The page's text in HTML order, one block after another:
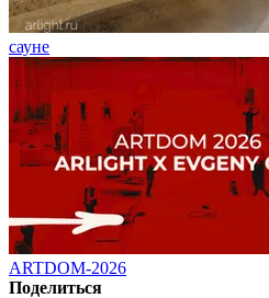
сауне
ARTDOM-2026
Поделиться